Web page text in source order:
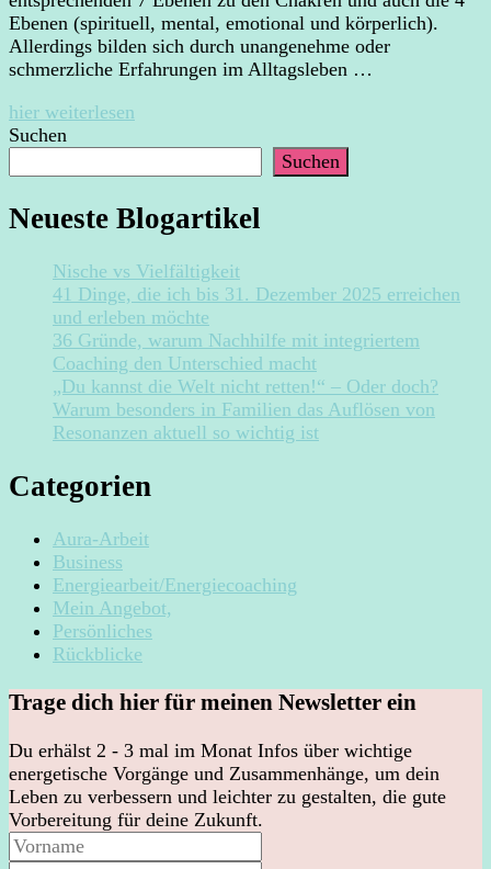
Ebenen (spirituell, mental, emotional und körperlich).
Allerdings bilden sich durch unangenehme oder
schmerzliche Erfahrungen im Alltagsleben …
hier weiterlesen
Suchen
Suchen
Neueste Blogartikel
Nische vs Vielfältigkeit
41 Dinge, die ich bis 31. Dezember 2025 erreichen
und erleben möchte
36 Gründe, warum Nachhilfe mit integriertem
Coaching den Unterschied macht
„Du kannst die Welt nicht retten!“ – Oder doch?
Warum besonders in Familien das Auflösen von
Resonanzen aktuell so wichtig ist
Categorien
Aura-Arbeit
Business
Energiearbeit/Energiecoaching
Mein Angebot,
Persönliches
Rückblicke
Trage dich hier für meinen Newsletter ein
Du erhälst 2 - 3 mal im Monat Infos über wichtige
energetische Vorgänge und Zusammenhänge, um dein
Leben zu verbessern und leichter zu gestalten, die gute
Vorbereitung für deine Zukunft.